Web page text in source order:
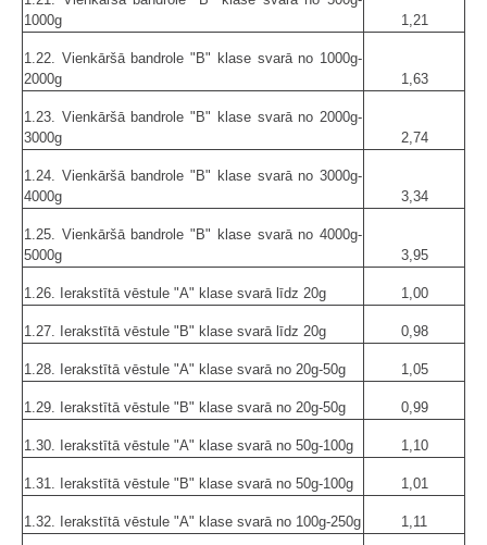
1000g
1,21
1.22. Vienkāršā bandrole "B" klase svarā no 1000g-
2000g
1,63
1.23. Vienkāršā bandrole "B" klase svarā no 2000g-
3000g
2,74
1.24. Vienkāršā bandrole "B" klase svarā no 3000g-
4000g
3,34
1.25. Vienkāršā bandrole "B" klase svarā no 4000g-
5000g
3,95
1.26. Ierakstītā vēstule "A" klase svarā līdz 20g 1,00
1.27. Ierakstītā vēstule "B" klase svarā līdz 20g 0,98
1.28. Ierakstītā vēstule "A" klase svarā no 20g-50g 1,05
1.29. Ierakstītā vēstule "B" klase svarā no 20g-50g 0,99
1.30. Ierakstītā vēstule "A" klase svarā no 50g-100g 1,10
1.31. Ierakstītā vēstule "B" klase svarā no 50g-100g 1,01
1.32. Ierakstītā vēstule "A" klase svarā no 100g-250g 1,11